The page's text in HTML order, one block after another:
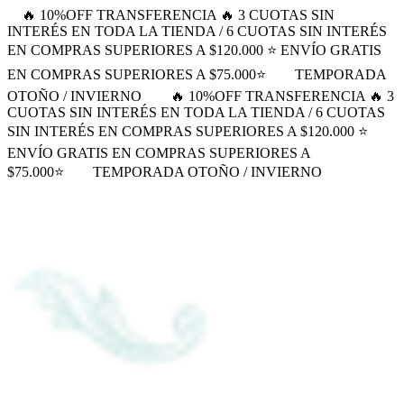
🔥 10%OFF TRANSFERENCIA 🔥 3 CUOTAS SIN
INTERÉS EN TODA LA TIENDA / 6 CUOTAS SIN INTERÉS
EN COMPRAS SUPERIORES A $120.000 ⭐ ENVÍO GRATIS
EN COMPRAS SUPERIORES A $75.000⭐
TEMPORADA
OTOÑO / INVIERNO
🔥 10%OFF TRANSFERENCIA 🔥 3
CUOTAS SIN INTERÉS EN TODA LA TIENDA / 6 CUOTAS
SIN INTERÉS EN COMPRAS SUPERIORES A $120.000 ⭐
ENVÍO GRATIS EN COMPRAS SUPERIORES A
$75.000⭐
TEMPORADA OTOÑO / INVIERNO